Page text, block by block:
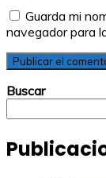
Guarda mi
navegador para
Buscar